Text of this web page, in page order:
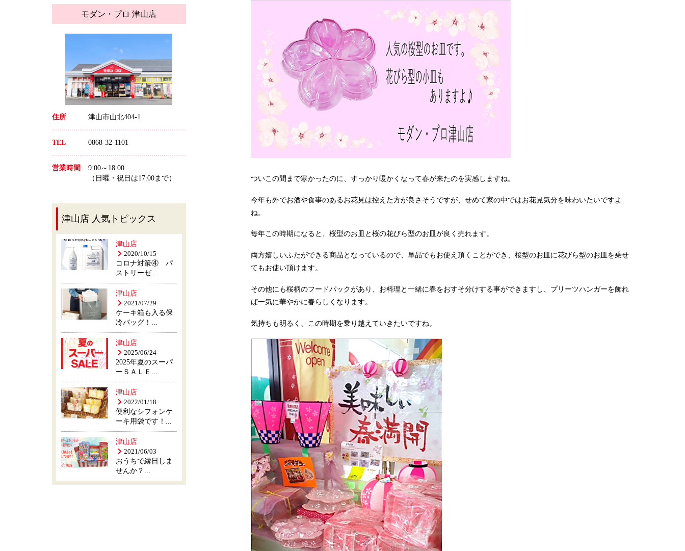
ついこの間まで寒かったのに、すっかり暖かくなって春が来たのを実感しますね。
今年も外でお酒や食事のあるお花見は控えた方が良さそうですが、せめて家の中ではお花見気分を味わいたいですよ
ね。
毎年この時期になると、桜型のお皿と桜の花びら型のお皿が良く売れます。
両方嬉しいふたができる商品となっているので、単品でもお使え頂くことができ、桜型のお皿に花びら型のお皿を乗せ
てもお使い頂けます。
その他にも桜柄のフードパックがあり、お料理と一緒に春をおすそ分けする事ができますし、プリーツハンガーを飾れ
ば一気に華やかに春らしくなります。
気持ちも明るく、この時期を乗り越えていきたいですね。
モダン・プロ 津山店
住所 津山市山北404-1
TEL 0868-32-1101
営業時間
9:00～18:00
（日曜・祝日は17:00まで）
津山店 人気トピックス
津山店
2020/10/15
コロナ対策④ パ
ストリーゼ...
津山店
2021/07/29
ケーキ箱も入る保
冷バッグ！...
津山店
2025/06/24
2025年夏のスーパ
ーＳＡＬＥ...
津山店
2022/01/18
便利なシフォンケ
ーキ用袋です！...
津山店
2021/06/03
おうちで縁日しま
せんか？...